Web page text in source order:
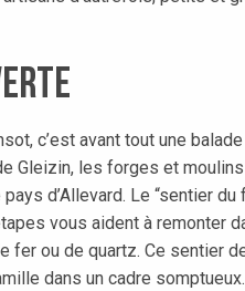
c’est avant tout une
Gleizin, les forges et
d’Allevard. Le “sentier
vous aident à remonter
fer ou de quartz. Ce sentier
dans un cadre somptueux.